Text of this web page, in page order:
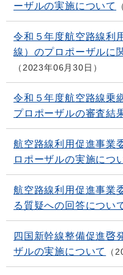
ーザルの実施について
令和５年度航空路線利
線）のプロポーザルに
2023年06月30日
令和５年度航空路線乗
プロポーザルの審査結
航空路線利用促進事業
ロポーザルの実施につ
航空路線利用促進事業
る質疑への回答につい
四国新幹線整備促進啓
ザルの実施について